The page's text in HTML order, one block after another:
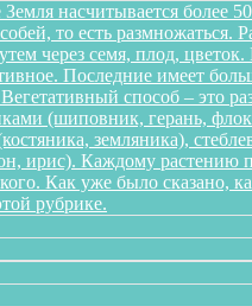
Земля насчитывается более
то есть размножаться.
через семя, плод,
Последние имеет
способ – это
(шиповник, герань,
земляника),
ирис). Каждому растению
Как уже было
рубрике.